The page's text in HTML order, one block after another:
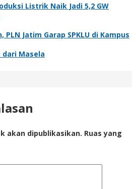
Listrik Naik Jadi 5,2 GW
PLN Jatim Garap SPKLU di Kampus
dari Masela
akan dipublikasikan. Ruas yang